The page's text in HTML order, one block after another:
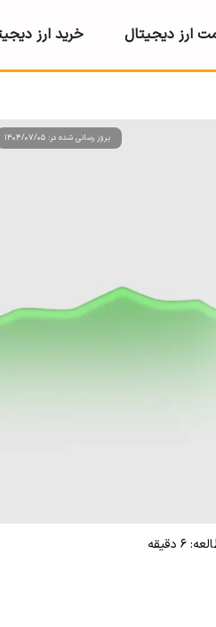
ارز دیجیتال خرید ارز
بروز رسانی شده در: 1404/07/05
دقیقه